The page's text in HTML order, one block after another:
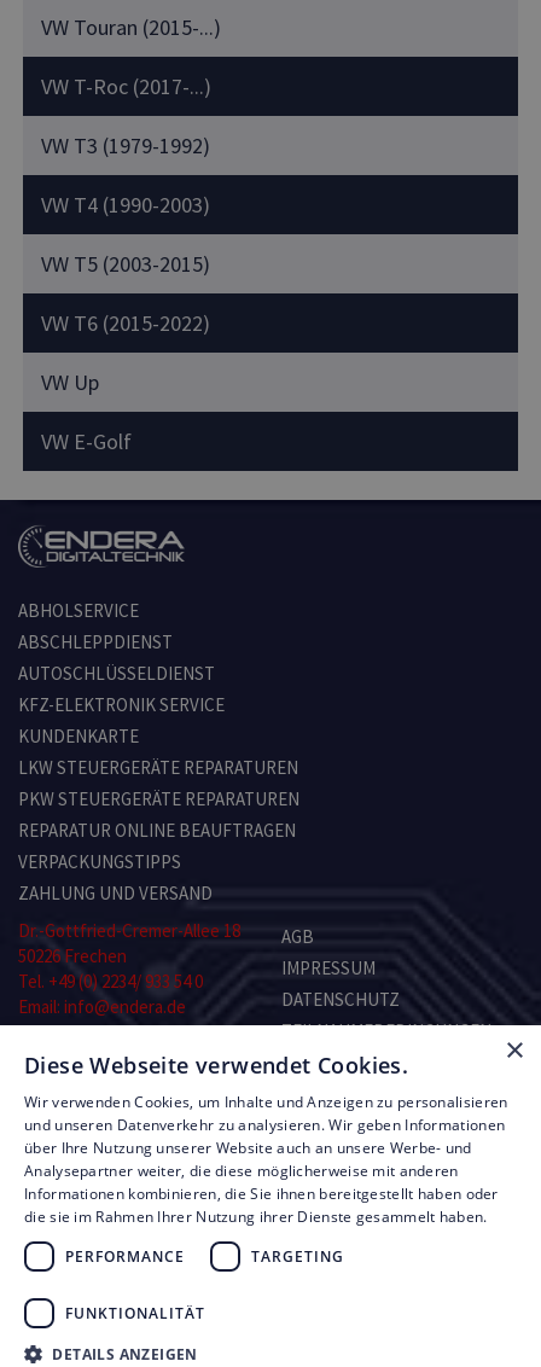
VW Touran (2015-...)
VW T-Roc (2017-...)
VW T3 (1979-1992)
VW T4 (1990-2003)
VW T5 (2003-2015)
VW T6 (2015-2022)
VW Up
VW E-Golf
ABHOLSERVICE
ABSCHLEPPDIENST
AUTOSCHLÜSSELDIENST
KFZ-ELEKTRONIK SERVICE
KUNDENKARTE
LKW STEUERGERÄTE REPARATUREN
PKW STEUERGERÄTE REPARATUREN
REPARATUR ONLINE BEAUFTRAGEN
VERPACKUNGSTIPPS
ZAHLUNG UND VERSAND
Dr.-Gottfried-Cremer-Allee 18
50226 Frechen
Tel. +49 (0) 2234/ 933 54 0
Email: info@endera.de
Montag–Freitag:
8.00–13.00 und 14.00–17.00 Uhr
Samstag: nach Vereinbarung
AGB
IMPRESSUM
DATENSCHUTZ
TEILNAHMEBEDINGUNGEN
KONTAKT
RMA-FORMULAR
© Copyright by Endera Digitaltechnik 2026
UNSERE LEISTUNGEN
FIRMEN ÜBERBLICK
×
Diese Webseite verwendet Cookies.
Wir verwenden Cookies, um Inhalte und Anzeigen zu personalisieren
und unseren Datenverkehr zu analysieren. Wir geben Informationen
über Ihre Nutzung unserer Website auch an unsere Werbe- und
Analysepartner weiter, die diese möglicherweise mit anderen
Informationen kombinieren, die Sie ihnen bereitgestellt haben oder
die sie im Rahmen Ihrer Nutzung ihrer Dienste gesammelt haben.
PERFORMANCE
TARGETING
FUNKTIONALITÄT
DETAILS ANZEIGEN